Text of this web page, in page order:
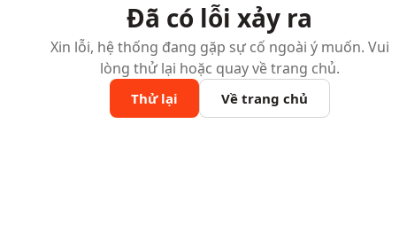
Đã có lỗi xảy ra
Xin lỗi, hệ thống đang gặp sự cố ngoài ý muốn. Vui
lòng thử lại hoặc quay về trang chủ.
Thử lại Về trang chủ